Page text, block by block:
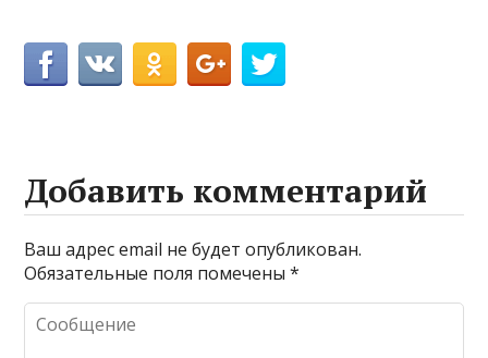
Добавить комментарий
Ваш адрес email не будет опубликован.
Обязательные поля помечены*